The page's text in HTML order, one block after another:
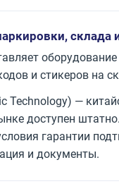
склада
и стикеров на
Technology) —
доступен
гарантии
и документы.